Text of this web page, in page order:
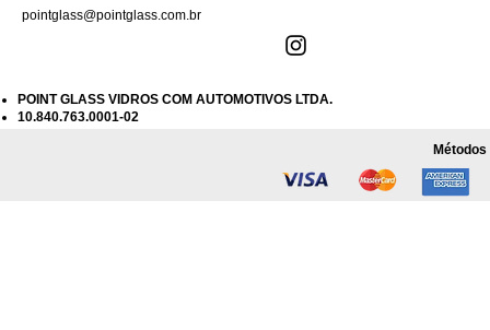
pointglass@pointglass.com.br
POINT GLASS VIDROS COM AUTOMOTIVOS LTDA.
10.840.763.0001-02